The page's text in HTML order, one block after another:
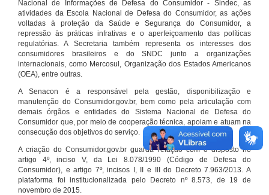
Nacional de Informações de Defesa do Consumidor - Sindec, as
atividades da Escola Nacional de Defesa do Consumidor, as ações
voltadas à proteção da Saúde e Segurança do Consumidor, a
repressão às práticas infrativas e o aperfeiçoamento das políticas
regulatórias. A Secretaria também representa os interesses dos
consumidores brasileiros e do SNDC junto a organizações
internacionais, como Mercosul, Organização dos Estados Americanos
(OEA), entre outras.
A Senacon é a responsável pela gestão, disponibilização e
manutenção do Consumidor.gov.br, bem como pela articulação com
demais órgãos e entidades do Sistema Nacional de Defesa do
Consumidor que, por meio de cooperação técnica, apoiam e atuam na
consecução dos objetivos do serviço.
A criação do Consumidor.gov.br guarda relação com o disposto no
artigo 4º, inciso V, da Lei 8.078/1990 (Código de Defesa do
Consumidor), e artigo 7º, incisos I, II e III do Decreto 7.963/2013. A
plataforma foi institucionalizada pelo Decreto nº 8.573, de 19 de
novembro de 2015.